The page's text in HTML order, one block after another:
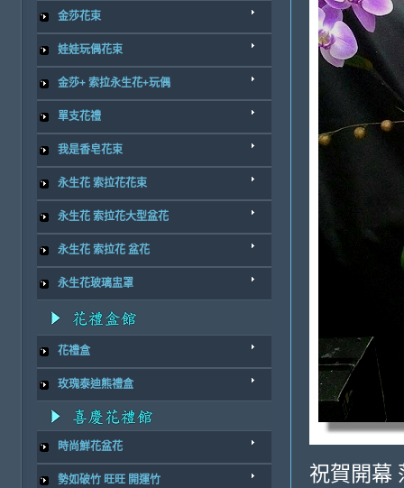
金莎花束
娃娃玩偶花束
金莎+ 索拉永生花+玩偶
單支花禮
我是香皂花束
永生花 索拉花花束
永生花 索拉花大型盆花
永生花 索拉花 盆花
永生花玻璃盅罩
花禮盒
玫瑰泰迪熊禮盒
時尚鮮花盆花
勢如破竹 旺旺 開運竹
祝賀開幕